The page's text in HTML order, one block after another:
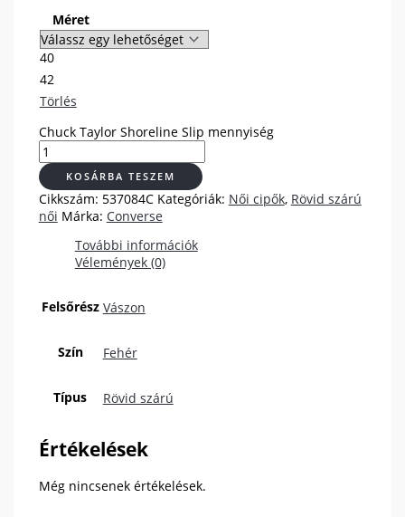
Méret
40
42
Törlés
Chuck Taylor Shoreline Slip mennyiség
KOSÁRBA TESZEM
Cikkszám: 537084C Kategóriák: Női cipők, Rövid szárú
női Márka: Converse
További információk
Vélemények (0)
Felsőrész Vászon
Szín Fehér
Típus Rövid szárú
Értékelések
Még nincsenek értékelések.